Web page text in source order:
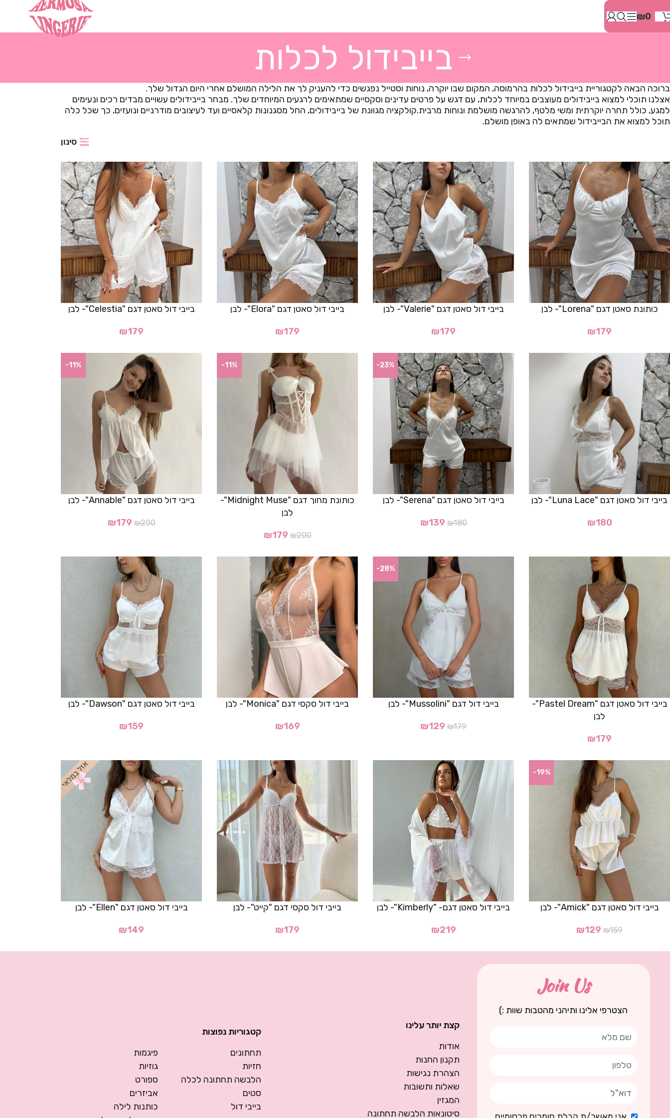
זֶה
אָתָרִים".
הַמְּסַיַּעַת
לִנְגִישׁוּת
הָאֲתָר.
לִפְתִיחַת
לְחַץ
ALT+0
₪0
בייבידול לכלות
ברוכה הבאה לקטגוריית בייבידול לכלות בהרמוסה, המקום שבו יוקרה, נוחות וסטייל נפגשים כדי להעניק לך את הלילה המושלם אחרי היום הגדול שלך.
אצלנו תוכלי למצוא בייבידולים מעוצבים במיוחד לכלות, עם דגש על פרטים עדינים וסקסיים שמתאימים לרגעים המיוחדים שלך. מבחר בייבידולים עשויים מבדים רכים ונעימים
למגע, כולל תחרה יוקרתית ומשי מלטף, להרגשה מושלמת ונוחות מרבית.קולקציה מגוונת של בייבידולים, החל מסגנונות קלאסיים ועד לעיצובים מודרניים ונועזים, כך שכל כלה
תוכל למצוא את הבייבידול שמתאים לה באופן מושלם.
סינון
כותונת סאטן דגם "Lorena"- לבן
₪179
בייבי דול סאטן דגם "Valerie"- לבן
₪179
בייבי דול סאטן דגם "Elora"- לבן
₪179
בייבי דול סאטן דגם "Celestia"- לבן
₪179
בייבי דול סאטן דגם "Luna Lace"- לבן
₪180
-23%
בייבי דול סאטן דגם "Serena"- לבן
₪180
₪139
-11%
כותונת מחוך דגם "Midnight Muse"-
לבן
₪200
₪179
-11%
בייבי דול סאטן דגם "Annable"- לבן
₪200
₪179
בייבי דול סאטן דגם "Pastel Dream"-
לבן
₪179
-28%
בייבי דול דגם "Mussolini"- לבן
₪179
₪129
בייבי דול סקסי דגם "Monica"- לבן
₪169
בייבי דול סאטן דגם "Dawson"- לבן
₪159
-19%
בייבי דול סאטן דגם "Amick"- לבן
₪159
₪129
בייבי דול סאטן דגם- "Kimberly"- לבן
₪219
בייבי דול סקסי דגם "קייט"- לבן
₪179
בייבי דול סאטן דגם "Ellen"- לבן
₪149
Join Us
הצטרפי אלינו ותיהני מהטבות שוות :)
קצת יותר עלינו
אודות
תקנון החנות
הצהרת נגישות
שאלות ותשובות
המגזין
סיטונאות הלבשה תחתונה
קטגוריות נפוצות
תחתונים
חזיות
הלבשה תחתונה לכלה
סטים
בייבי דול
פיגמות
גוזיות
ספורט
אביזרים
כותנות לילה